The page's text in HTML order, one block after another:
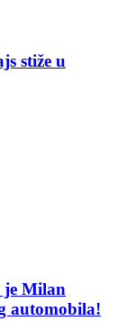
stiže u
Milan
automobila!